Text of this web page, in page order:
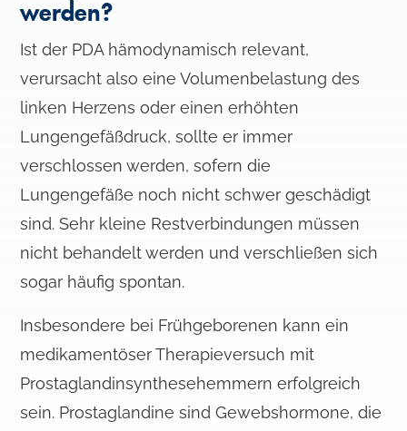
werden?
Ist der PDA hämodynamisch relevant,
verursacht also eine Volumenbelastung des
linken Herzens oder einen erhöhten
Lungengefäßdruck, sollte er immer
verschlossen werden, sofern die
Lungengefäße noch nicht schwer geschädigt
sind. Sehr kleine Restverbindungen müssen
nicht behandelt werden und verschließen sich
sogar häufig spontan.
Insbesondere bei Frühgeborenen kann ein
medikamentöser Therapieversuch mit
Prostaglandinsynthesehemmern erfolgreich
sein. Prostaglandine sind Gewebshormone, die